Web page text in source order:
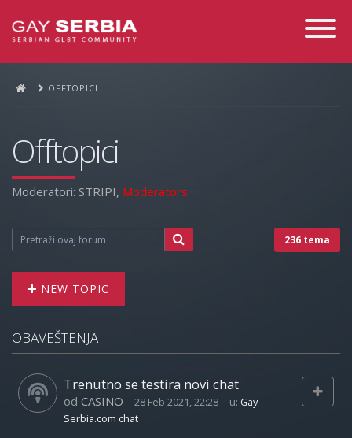
Toggle
OFFTOPICI
Offtopici
Moderatori: STRIPI, Moderators
236 tema
NEW TOPIC
OBAVEŠTENJA
Trenutno se testira novi chat
od CASINO -28 Feb 2021, 22:28 - u: Gay-
Serbia.com chat